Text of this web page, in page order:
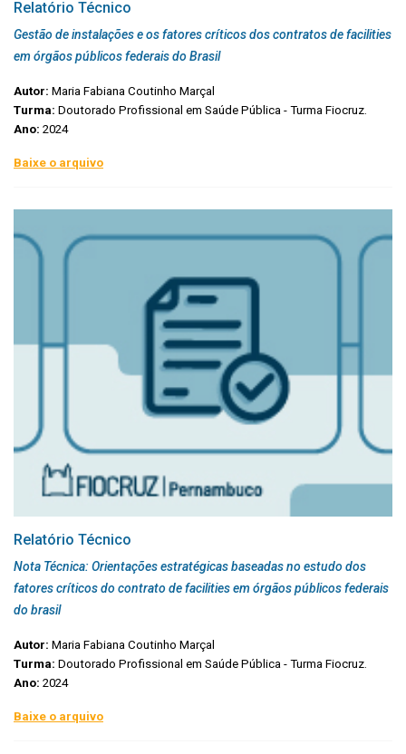
Relatório Técnico
Gestão de instalações e os fatores críticos dos contratos de facilities
em órgãos públicos federais do Brasil
Autor: Maria Fabiana Coutinho Marçal
Turma: Doutorado Profissional em Saúde Pública - Turma Fiocruz.
Ano: 2024
Baixe o arquivo
Relatório Técnico
Nota Técnica: Orientações estratégicas baseadas no estudo dos
fatores críticos do contrato de facilities em órgãos públicos federais
do brasil
Autor: Maria Fabiana Coutinho Marçal
Turma: Doutorado Profissional em Saúde Pública - Turma Fiocruz.
Ano: 2024
Baixe o arquivo